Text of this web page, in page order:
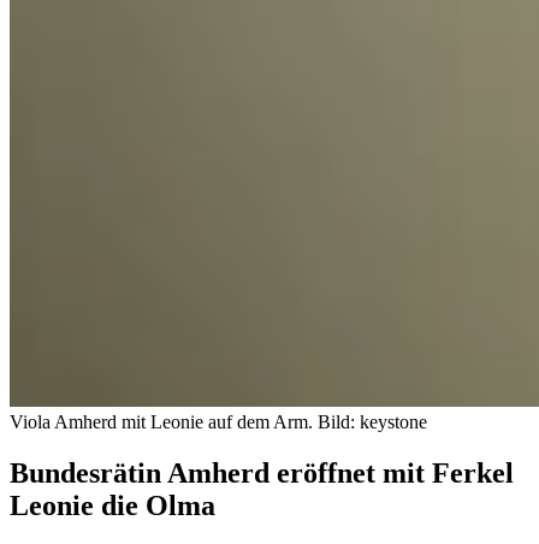
Viola Amherd mit Leonie auf dem Arm. Bild: keystone
Bundesrätin Amherd eröffnet mit Ferkel
Leonie die Olma